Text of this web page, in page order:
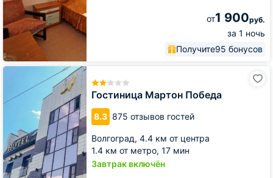
от1 900руб.
за 1 ночь
Получите95 бонусов
Гостиница Мартон Победа
8.3 875 отзывов гостей
Волгоград, 4.4 км от центра
1.4 км от метро, 17 мин
Завтрак включён
Гостиница
Победа